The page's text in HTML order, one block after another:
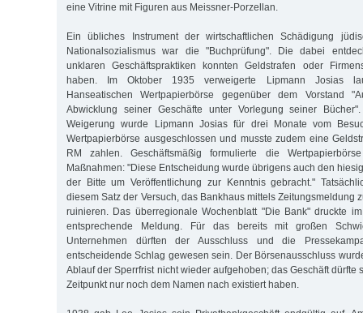
eine Vitrine mit Figuren aus Meissner-Porzellan.
Ein übliches Instrument der wirtschaftlichen Schädigung
Nationalsozialismus war die "Buchprüfung". Die dabei
unklaren Geschäftspraktiken konnten Geldstrafen oder
haben. Im Oktober 1935 verweigerte Lipmann Josias
Hanseatischen Wertpapierbörse gegenüber dem Vorstand
Abwicklung seiner Geschäfte unter Vorlegung seiner
Weigerung wurde Lipmann Josias für drei Monate vom
Wertpapierbörse ausgeschlossen und musste zudem eine
RM zahlen. Geschäftsmäßig formulierte die
Maßnahmen: "Diese Entscheidung wurde übrigens auch den
der Bitte um Veröffentlichung zur Kenntnis gebracht."
diesem Satz der Versuch, das Bankhaus mittels Zeitungsmeldung
ruinieren. Das überregionale Wochenblatt "Die Bank" druckte
entsprechende Meldung. Für das bereits mit großen
Unternehmen dürften der Ausschluss und die
entscheidende Schlag gewesen sein. Der Börsenausschluss
Ablauf der Sperrfrist nicht wieder aufgehoben; das Geschäft dürfte
Zeitpunkt nur noch dem Namen nach existiert haben.